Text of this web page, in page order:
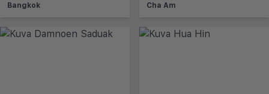
Bangkok Cha Am